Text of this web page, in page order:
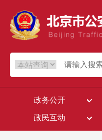
政务公开
政民互动